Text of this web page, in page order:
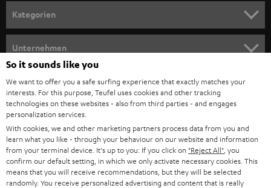
n
m
e
l
d
u
n
g
Kategorien
HEIMKINO-KOMPLETTANLAGEN
SOUNDBARS
SMART HOME
BLUETOOTH-LAUTSPRECHER
Unternehmen
KARRIERE
PRESSE & MARKETING
GESCHÄFTSKUNDEN
PARTNERPROGRAMM
Teufel Onlineshops
DEUTSCHLAND
ÖSTERREICH
SCHWEIZ
So it sounds like you
We want to offer you a safe surfing experience that exactly matches your
interests. For this purpose, Teufel uses cookies and other tracking
technologies on these websites - also from third parties - and engages
personalization services.
With cookies, we and other marketing partners process data from you and
learn what you like - through your behaviour on our website and information
from your terminal device. It's up to you: If you click on "Reject All" , you
confirm our default setting, in which we only activate necessary cookies. This
means that you will receive recommendations, but they will be selected
randomly. You receive personalized advertising and content that is really